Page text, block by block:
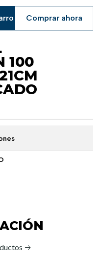
Comprar ahora
100